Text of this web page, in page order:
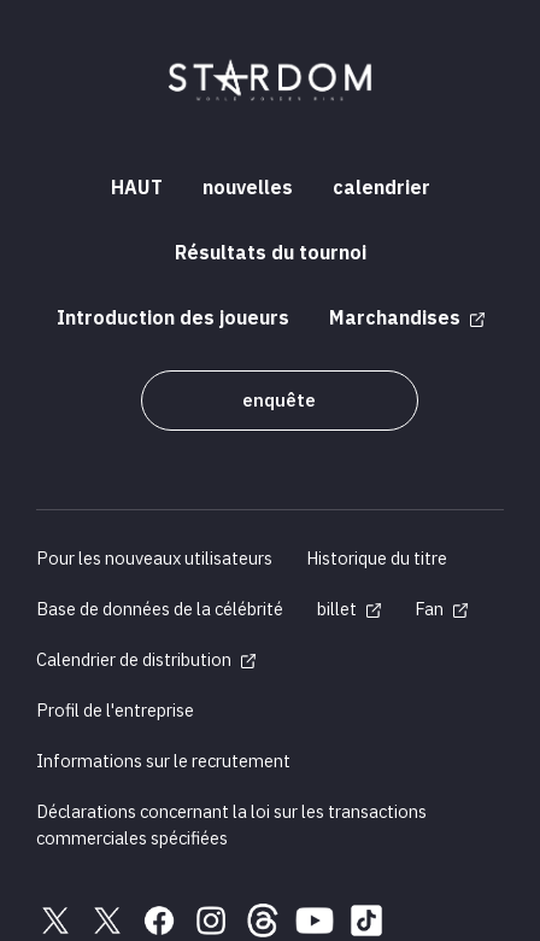
HAUT nouvelles calendrier
Résultats du tournoi
Introduction des joueurs Marchandises
enquête
Pour les nouveaux utilisateurs
Historique du titre
Base de données de la célébrité
billet
Fan
Calendrier de distribution
Profil de l'entreprise
Informations sur le recrutement
Déclarations concernant la loi sur les transactions
commerciales spécifiées